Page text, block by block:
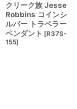
クリーク族 Jesse
Robbins コインシ
ルバー トラベラー
ペンダント [R37S-
155]